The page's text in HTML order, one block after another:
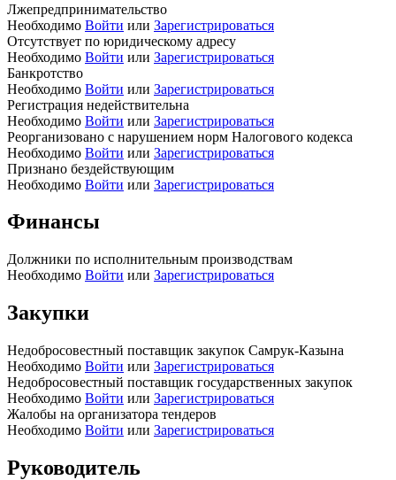
Лжепредпринимательство
Необходимо Войти или Зарегистрироваться
Отсутствует по юридическому адресу
Необходимо Войти или Зарегистрироваться
Банкротство
Необходимо Войти или Зарегистрироваться
Регистрация недействительна
Необходимо Войти или Зарегистрироваться
Реорганизовано с нарушением норм Налогового кодекса
Необходимо Войти или Зарегистрироваться
Признано бездействующим
Необходимо Войти или Зарегистрироваться
Финансы
Должники по исполнительным производствам
Необходимо Войти или Зарегистрироваться
Закупки
Недобросовестный поставщик закупок Самрук-Казына
Необходимо Войти или Зарегистрироваться
Недобросовестный поставщик государственных закупок
Необходимо Войти или Зарегистрироваться
Жалобы на организатора тендеров
Необходимо Войти или Зарегистрироваться
Руководитель